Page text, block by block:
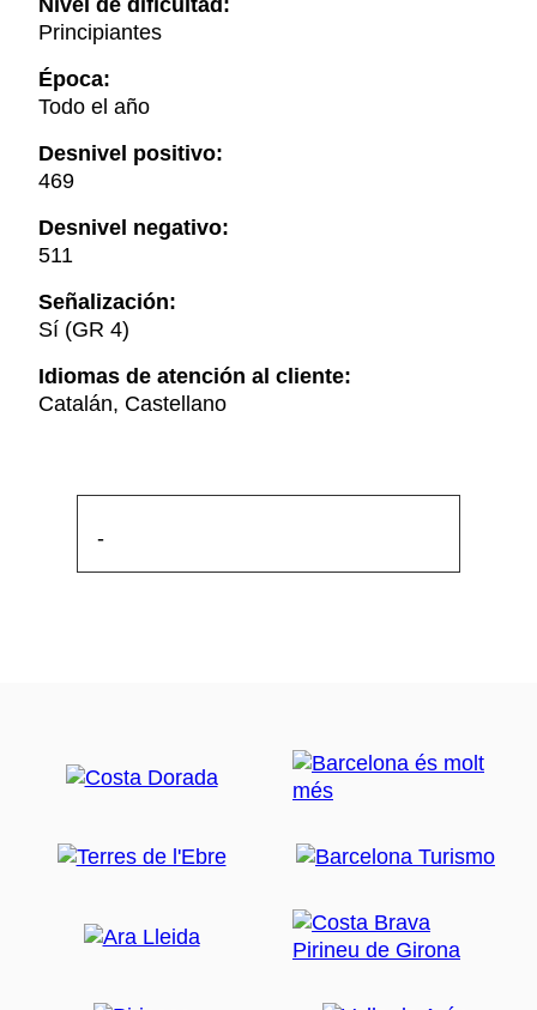
Nivel de dificultad:
Principiantes
Época:
Todo el año
Desnivel positivo:
469
Desnivel negativo:
511
Señalización:
Sí (GR 4)
Idiomas de atención al cliente:
Catalán, Castellano
-